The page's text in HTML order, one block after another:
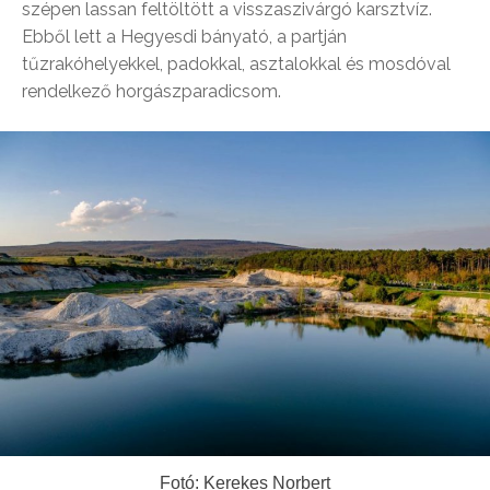
szépen lassan feltöltött a visszaszivárgó karsztvíz.
Ebből lett a Hegyesdi bányató, a partján
tűzrakóhelyekkel, padokkal, asztalokkal és mosdóval
rendelkező horgászparadicsom.
Fotó: Kerekes Norbert